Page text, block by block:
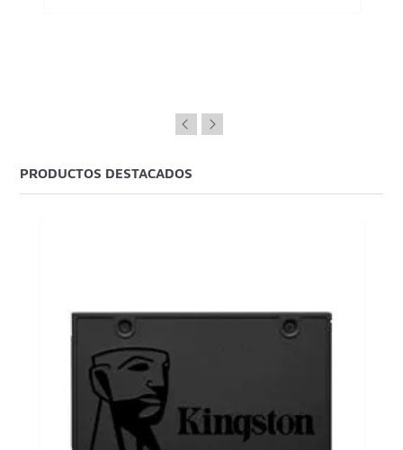
PRODUCTOS DESTACADOS